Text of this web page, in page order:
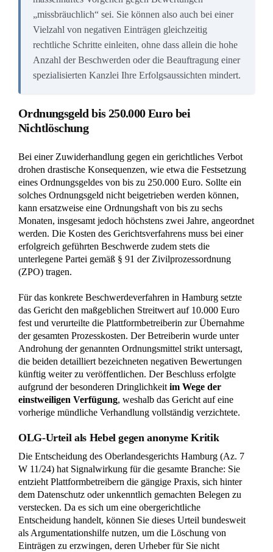
„missbräuchlich“ sei. Sie können also auch bei einer
Vielzahl von negativen Einträgen gleichzeitig
rechtliche Schritte einleiten, ohne dass allein die hohe
Anzahl der Beschwerden oder die Beauftragung einer
spezialisierten Kanzlei Ihre Erfolgsaussichten mindert.
Ordnungsgeld bis 250.000 Euro bei
Nichtlöschung
Bei einer Zuwiderhandlung gegen ein gerichtliches Verbot
drohen drastische Konsequenzen, wie etwa die Festsetzung
eines Ordnungsgeldes von bis zu 250.000 Euro. Sollte ein
solches Ordnungsgeld nicht beigetrieben werden können,
kann ersatzweise eine Ordnungshaft von bis zu sechs
Monaten, insgesamt jedoch höchstens zwei Jahre, angeordnet
werden. Die Kosten des Gerichtsverfahrens muss bei einer
erfolgreich geführten Beschwerde zudem stets die
unterlegene Partei gemäß § 91 der Zivilprozessordnung
(ZPO) tragen.
Für das konkrete Beschwerdeverfahren in Hamburg setzte
das Gericht den maßgeblichen Streitwert auf 10.000 Euro
fest und verurteilte die Plattformbetreiberin zur Übernahme
der gesamten Prozesskosten. Der Betreiberin wurde unter
Androhung der genannten Ordnungsmittel strikt untersagt,
die beiden detailliert bezeichneten negativen Bewertungen
künftig weiter zu veröffentlichen. Der Beschluss erfolgte
aufgrund der besonderen Dringlichkeit im Wege der
einstweiligen Verfügung, weshalb das Gericht auf eine
vorherige mündliche Verhandlung vollständig verzichtete.
OLG-Urteil als Hebel gegen anonyme Kritik
Die Entscheidung des Oberlandesgerichts Hamburg (Az. 7
W 11/24) hat Signalwirkung für die gesamte Branche: Sie
entzieht Plattformbetreibern die gängige Praxis, sich hinter
dem Datenschutz oder unkenntlich gemachten Belegen zu
verstecken. Da es sich um eine obergerichtliche
Entscheidung handelt, können Sie dieses Urteil bundesweit
als Argumentationshilfe nutzen, um die Löschung von
Einträgen zu erzwingen, deren Urheber für Sie nicht